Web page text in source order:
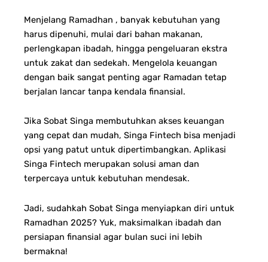
Menjelang Ramadhan , banyak kebutuhan yang
harus dipenuhi, mulai dari bahan makanan,
perlengkapan ibadah, hingga pengeluaran ekstra
untuk zakat dan sedekah. Mengelola keuangan
dengan baik sangat penting agar Ramadan tetap
berjalan lancar tanpa kendala finansial.
Jika Sobat Singa membutuhkan akses keuangan
yang cepat dan mudah, Singa Fintech bisa menjadi
opsi yang patut untuk dipertimbangkan. Aplikasi
Singa Fintech merupakan solusi aman dan
terpercaya untuk kebutuhan mendesak.
Jadi, sudahkah Sobat Singa menyiapkan diri untuk
Ramadhan 2025? Yuk, maksimalkan ibadah dan
persiapan finansial agar bulan suci ini lebih
bermakna!